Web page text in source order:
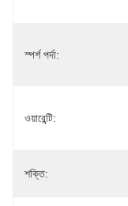
স্পর্শ পর্দা:
ওয়ারেন্টি:
শক্তি: